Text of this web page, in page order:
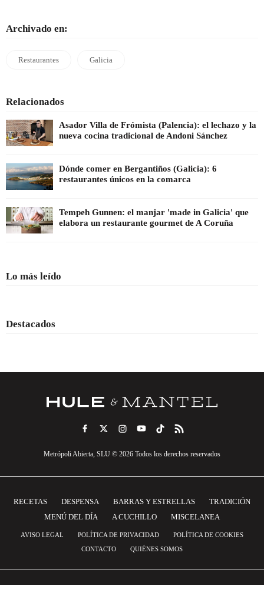
Archivado en:
Restaurantes Galicia
Relacionados
Asador Villa de Frómista (Palencia): el lechazo y la
nueva cocina tradicional de Andoni Sánchez
Dónde comer en Bergantiños (Galicia): 6
restaurantes únicos en la comarca
Tempeh Gunnen: el manjar 'made in Galicia' que
elabora un restaurante gourmet de A Coruña
Lo más leído
Destacados
Metrópoli Abierta, SLU © 2026 Todos los derechos reservados
RECETAS DESPENSA BARRAS Y ESTRELLAS
TRADICIÓN
MENÚ DEL DÍA
A CUCHILLO MISCELANEA
AVISO LEGAL POLÍTICA DE PRIVACIDAD
POLÍTICA DE COOKIES
CONTACTO
QUIÉNES SOMOS